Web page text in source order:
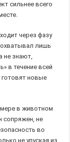
сильнее всего
через фазу
охватывал лишь
не знают,
в течение всей
готовят новые
в животном
сопряжен, не
во
не упуская из